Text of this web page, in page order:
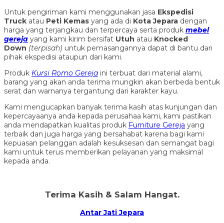
Untuk pengiriman kami menggunakan jasa Ekspedisi
Truck atau Peti Kemas yang ada di Kota Jepara dengan
harga yang terjangkau dan terpercaya serta produk mebel
gereja yang kami kirim bersifat Utuh atau Knocked
Down (terpisah) untuk pemasangannya dapat di bantu dari
pihak ekspedisi ataupun dari kami.
Produk Kursi Romo Gereja ini terbuat dari material alami,
barang yang akan anda terima mungkin akan berbeda bentuk
serat dan warnanya tergantung dari karakter kayu.
Kami mengucapkan banyak terima kasih atas kunjungan dan
kepercayaanya anda kepada perusahaa kami, kami pastikan
anda mendapatkan kualitas produk Furniture Gereja yang
terbaik dan juga harga yang bersahabat karena bagi kami
kepuasan pelanggan adalah kesuksesan dan semangat bagi
kami untuk terus memberikan pelayanan yang maksimal
kepada anda.
Terima Kasih & Salam Hangat.
Antar Jati Jepara